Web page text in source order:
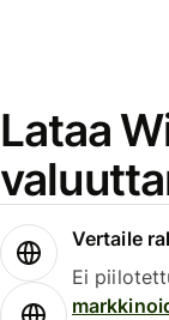
Lataa
Vertaile
Ei